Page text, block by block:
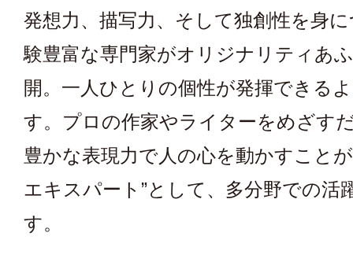
発想力、描写力、そして独創性を身
験豊富な専門家がオリジナリティあ
開。一人ひとりの個性が発揮できる
す。プロの作家やライターをめざす
豊かな表現力で人の心を動かすこと
エキスパート”として、多分野での活
す。